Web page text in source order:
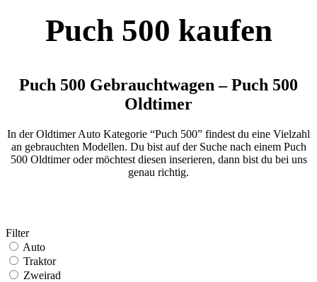
Puch 500 kaufen
Puch 500 Gebrauchtwagen – Puch 500
Oldtimer
In der Oldtimer Auto Kategorie “Puch 500” findest du eine Vielzahl
an gebrauchten Modellen. Du bist auf der Suche nach einem Puch
500 Oldtimer oder möchtest diesen inserieren, dann bist du bei uns
genau richtig.
Filter
Auto
Traktor
Zweirad